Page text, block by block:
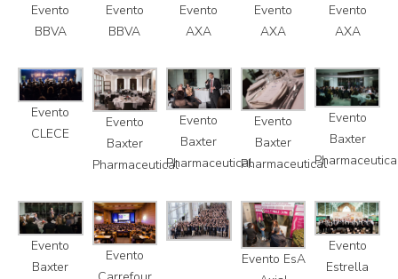
Evento
BBVA
Evento
BBVA
Evento
AXA
Evento
AXA
Evento
AXA
Evento
CLECE
Evento
Baxter
Pharmaceutical
Evento
Baxter
Pharmaceutical
Evento
Baxter
Pharmaceutical
Evento
Baxter
Evento
Baxter
Evento
Evento EsA
Evento
Estrella